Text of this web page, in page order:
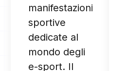
manifestazioni
sportive
dedicate al
mondo degli
e-sport. Il